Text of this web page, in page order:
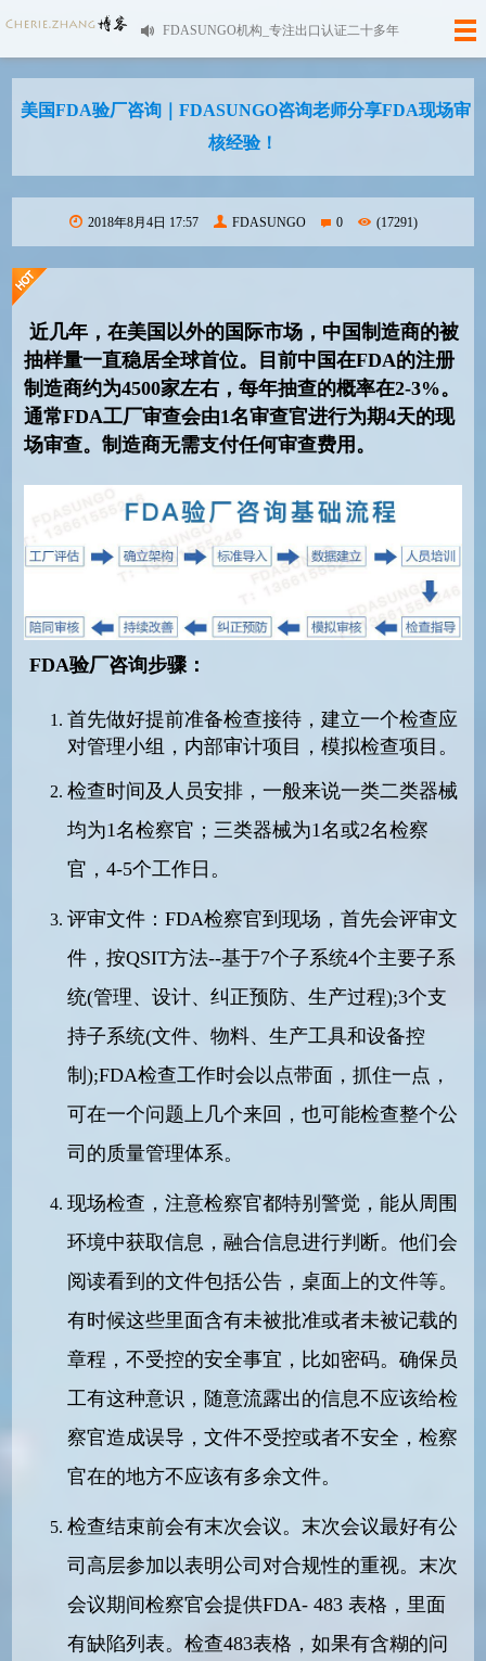
FDASUNGO机构_专注出口认证二十多年
美国FDA验厂咨询｜FDASUNGO咨询老师分享FDA现场审
核经验！
2018年8月4日 17:57 FDASUNGO 0 (17291)
近几年，在美国以外的国际市场，中国制造商的被
抽样量一直稳居全球首位。目前中国在FDA的注册
制造商约为4500家左右，每年抽查的概率在2-3%。
通常FDA工厂审查会由1名审查官进行为期4天的现
场审查。制造商无需支付任何审查费用。
FDA验厂咨询步骤：
首先做好提前准备检查接待，建立一个检查应
对管理小组，内部审计项目，模拟检查项目。
检查时间及人员安排，一般来说一类二类器械
均为1名检察官；三类器械为1名或2名检察
官，4-5个工作日。
评审文件： FDA检察官到现场，首先会评审文
件，按QSIT方法--基于7个子系统4个主要子系
统(管理、设计、纠正预防、生产过程);3个支
持子系统(文件、物料、生产工具和设备控
制);FDA检查工作时会以点带面，抓住一点，
可在一个问题上几个来回，也可能检查整个公
司的质量管理体系。
现场检查，注意检察官都特别警觉，能从周围
环境中获取信息，融合信息进行判断。他们会
阅读看到的文件包括公告，桌面上的文件等。
有时候这些里面含有未被批准或者未被记载的
章程，不受控的安全事宜，比如密码。确保员
工有这种意识，随意流露出的信息不应该给检
察官造成误导，文件不受控或者不安全，检察
官在的地方不应该有多余文件。
检查结束前会有末次会议。末次会议最好有公
司高层参加以表明公司对合规性的重视。末次
会议期间检察官会提供FDA- 483 表格，里面
有缺陷列表。检查483表格，如果有含糊的问